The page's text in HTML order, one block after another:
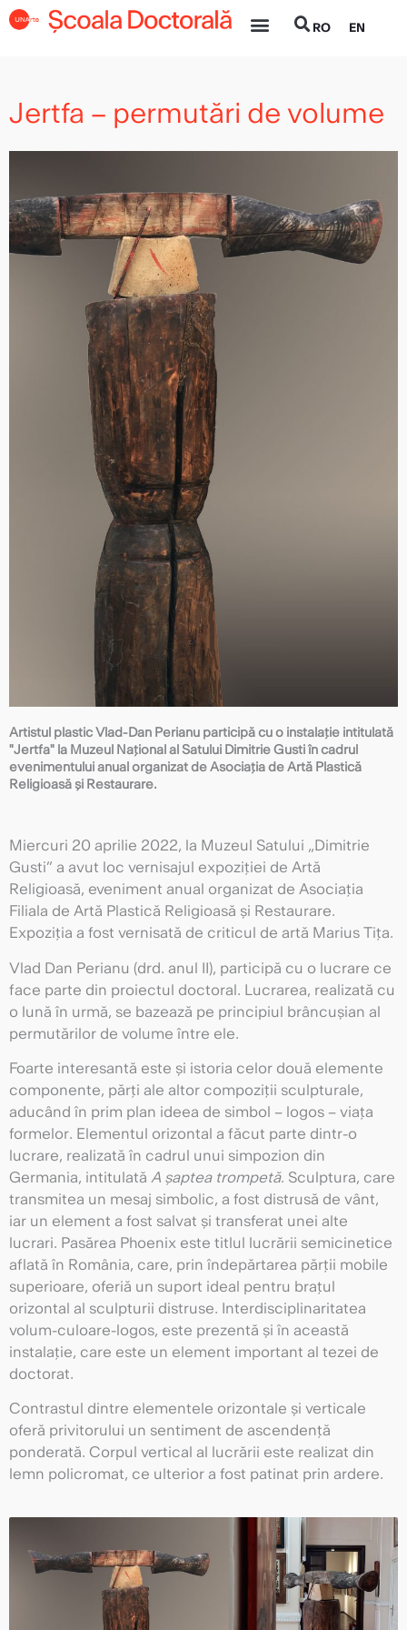
Skip
to
RO EN
Jertfa – permutări de volume
Artistul plastic Vlad-Dan Perianu participă cu o instalație intitulată
"Jertfa" la Muzeul Național al Satului Dimitrie Gusti în cadrul
evenimentului anual organizat de Asociația de Artă Plastică
Religioasă și Restaurare.
Miercuri 20 aprilie 2022, la Muzeul Satului „Dimitrie
Gusti” a avut loc vernisajul expoziției de Artă
Religioasă, eveniment anual organizat de Asociația
Filiala de Artă Plastică Religioasă și Restaurare.
Expoziția a fost vernisată de criticul de artă Marius Tița.
Vlad Dan Perianu (drd. anul II), participă cu o lucrare ce
face parte din proiectul doctoral. Lucrarea, realizată cu
o lună în urmă, se bazează pe principiul brâncușian al
permutărilor de volume între ele.
Foarte interesantă este și istoria celor două elemente
componente, părți ale altor compoziții sculpturale,
aducând în prim plan ideea de simbol – logos – viața
formelor. Elementul orizontal a făcut parte dintr-o
lucrare, realizată în cadrul unui simpozion din
Germania, intitulată A șaptea trompetă. Sculptura, care
transmitea un mesaj simbolic, a fost distrusă de vânt,
iar un element a fost salvat și transferat unei alte
lucrari. Pasărea Phoenix este titlul lucrării semicinetice
aflată în România, care, prin îndepărtarea părții mobile
superioare, oferiă un suport ideal pentru brațul
orizontal al sculpturii distruse. Interdisciplinaritatea
volum-culoare-logos, este prezentă și în această
instalaţie, care este un element important al tezei de
doctorat.
Contrastul dintre elementele orizontale și verticale
oferă privitorului un sentiment de ascendență
ponderată. Corpul vertical al lucrării este realizat din
lemn policromat, ce ulterior a fost patinat prin ardere.